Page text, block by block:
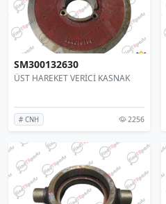
SM300132630
ÜST HAREKET VERİCİ KASNAK
# CNH 2256